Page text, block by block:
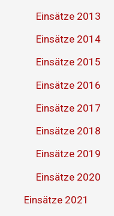
Einsätze 2013
Einsätze 2014
Einsätze 2015
Einsätze 2016
Einsätze 2017
Einsätze 2018
Einsätze 2019
Einsätze 2020
Einsätze 2021